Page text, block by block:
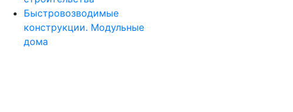
Быстровозводимые
конструкции. Модульные
дома